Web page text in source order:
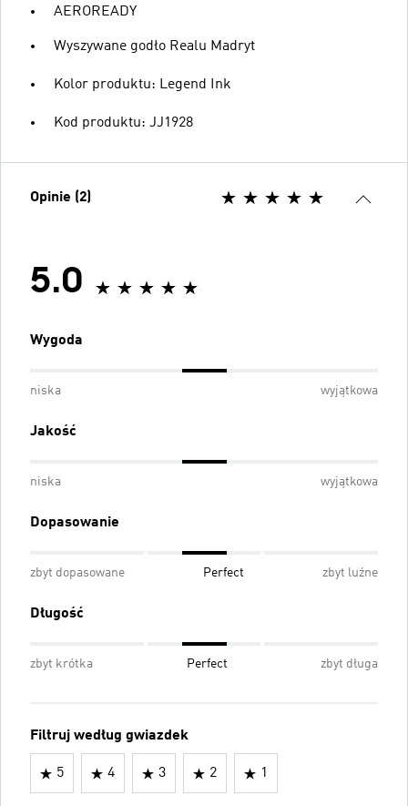
AEROREADY
Wyszywane godło Realu Madryt
Kolor produktu: Legend Ink
Kod produktu: JJ1928
Opinie (2)
5.0
Wygoda
niska wyjątkowa
Jakość
niska wyjątkowa
Dopasowanie
zbyt dopasowane Perfect zbyt luźne
Długość
zbyt krótka Perfect zbyt długa
Filtruj według gwiazdek
5 4 3 2 1